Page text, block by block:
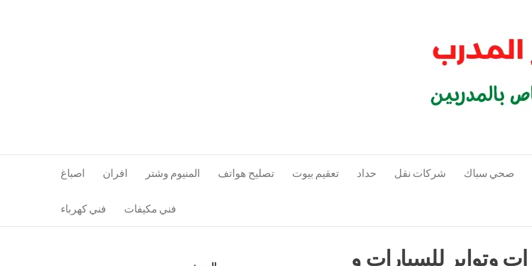
اصباغ افران المنيوم وشتر تصليح هواتف تعقيم بيوت حداد شركات نقل صحي سباك
فني كهرباء فني مكيفات
وتواير للسيارات و